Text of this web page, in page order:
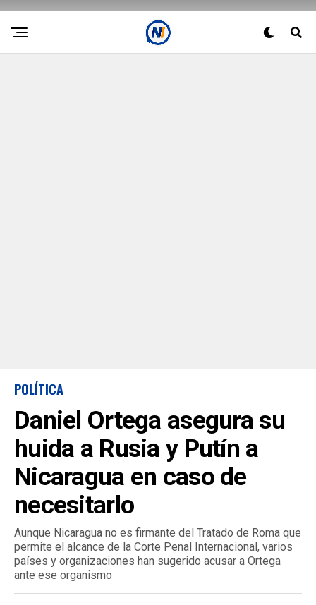
POLÍTICA
Daniel Ortega asegura su
huida a Rusia y Putín a
Nicaragua en caso de
necesitarlo
Aunque Nicaragua no es firmante del Tratado de Roma que
permite el alcance de la Corte Penal Internacional, varios
países y organizaciones han sugerido acusar a Ortega
ante ese organismo